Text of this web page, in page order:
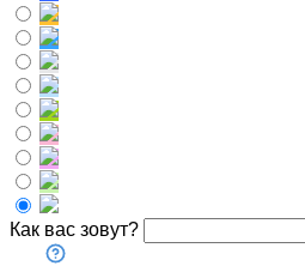
Как вас зовут?